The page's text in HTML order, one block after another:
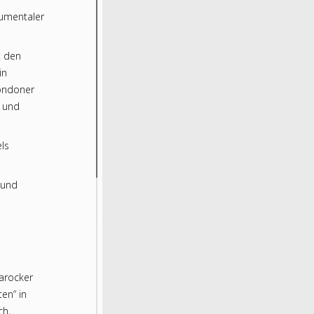
den
in